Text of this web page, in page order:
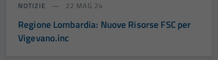
NOTIZIE 22 MAG 24
Regione Lombardia: Nuove Risorse FSC per
Vigevano.inc